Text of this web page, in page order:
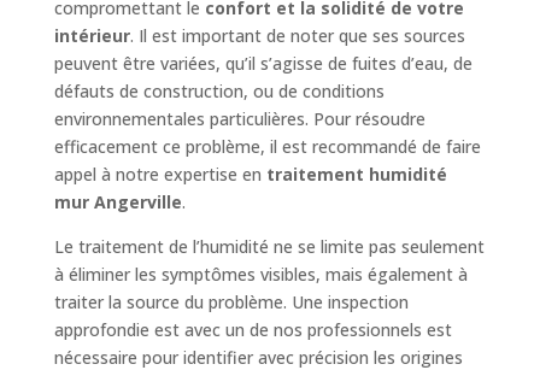
compromettant le confort et la solidité de votre
intérieur. Il est important de noter que ses sources
peuvent être variées, qu’il s’agisse de fuites d’eau, de
défauts de construction, ou de conditions
environnementales particulières. Pour résoudre
efficacement ce problème, il est recommandé de faire
appel à notre expertise en traitement humidité
mur Angerville.
Le traitement de l’humidité ne se limite pas seulement
à éliminer les symptômes visibles, mais également à
traiter la source du problème. Une inspection
approfondie est avec un de nos professionnels est
nécessaire pour identifier avec précision les origines